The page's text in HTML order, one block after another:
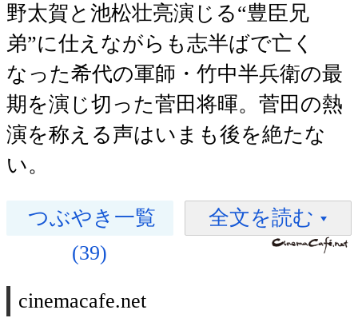
野太賀と池松壮亮演じる“豊臣兄
弟”に仕えながらも志半ばで亡く
なった希代の軍師・竹中半兵衛の最
期を演じ切った菅田将暉。菅田の熱
演を称える声はいまも後を絶たな
い。
つぶやき一覧
(39)
全文を読む
cinemacafe.net